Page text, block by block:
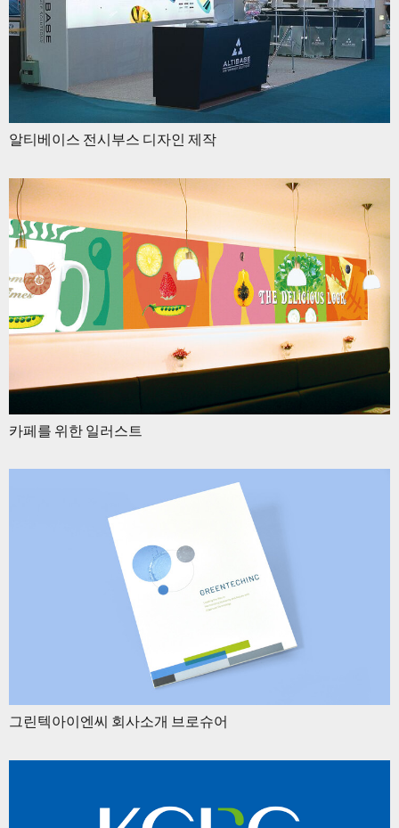
알티베이스 전시부스 디자인 제작
카페를 위한 일러스트
그린텍아이엔씨 회사소개 브로슈어